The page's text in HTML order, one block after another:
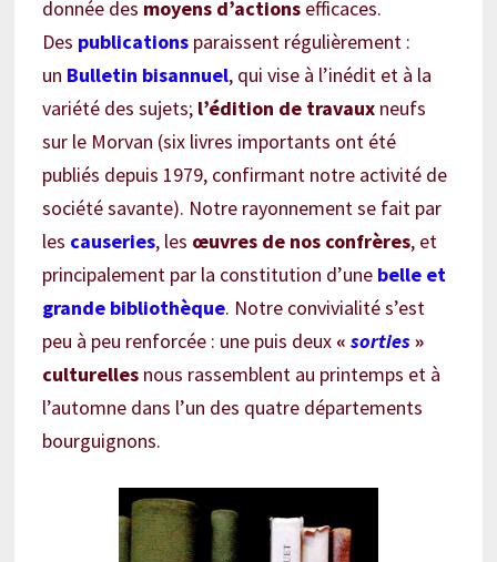
donnée des moyens d’actionsefficaces.
Des publications paraissent régulièrement :
un Bulletin bisannuel, qui vise à l’inédit et à la
variété des sujets; l’édition de travaux neufs
sur le Morvan (six livres importants ont été
publiés depuis 1979, confirmant notre activité de
société savante). Notre rayonnement se fait par
les causeries, les œuvres de nos confrères, et
principalement par la constitution d’une belle et
grande bibliothèque. Notre convivialité s’est
peu à peu renforcée : une puis deux « sorties»
culturellesnous rassemblent au printemps et à
l’automne dans l’un des quatre départements
bourguignons.